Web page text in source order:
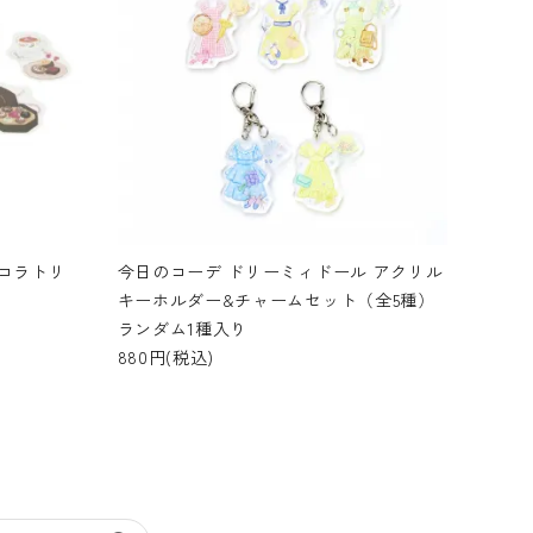
ラトリ
今日のコーデ ドリーミィドール アクリル
キーホルダー&チャームセット（全5種）
ランダム1種入り
880円(税込)